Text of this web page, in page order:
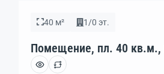
40 м² 1/0 эт.